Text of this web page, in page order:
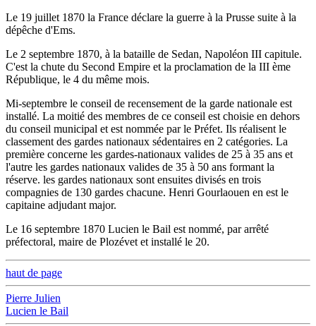
Le 19 juillet 1870 la France déclare la guerre à la Prusse suite à la
dépêche d'Ems.
Le 2 septembre 1870, à la bataille de Sedan, Napoléon III capitule.
C'est la chute du Second Empire et la proclamation de la III ème
République, le 4 du même mois.
Mi-septembre le conseil de recensement de la garde nationale est
installé. La moitié des membres de ce conseil est choisie en dehors
du conseil municipal et est nommée par le Préfet. Ils réalisent le
classement des gardes nationaux sédentaires en 2 catégories. La
première concerne les gardes-nationaux valides de 25 à 35 ans et
l'autre les gardes nationaux valides de 35 à 50 ans formant la
réserve. les gardes nationaux sont ensuites divisés en trois
compagnies de 130 gardes chacune. Henri Gourlaouen en est le
capitaine adjudant major.
Le 16 septembre 1870 Lucien le Bail est nommé, par arrêté
préfectoral, maire de Plozévet et installé le 20.
haut de page
Pierre Julien
Lucien le Bail